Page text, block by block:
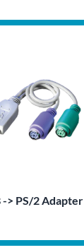
-> PS/2 Adapter